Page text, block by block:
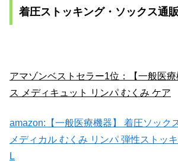
着圧ストッキング・ソックス通販
アマゾンベストセラー1位：【一般医
ス メディキュット リンパ むくみ ケア
amazon:【一般医療機器】 着圧ソック
メディカル むくみ リンパ 弾性ストッ
L